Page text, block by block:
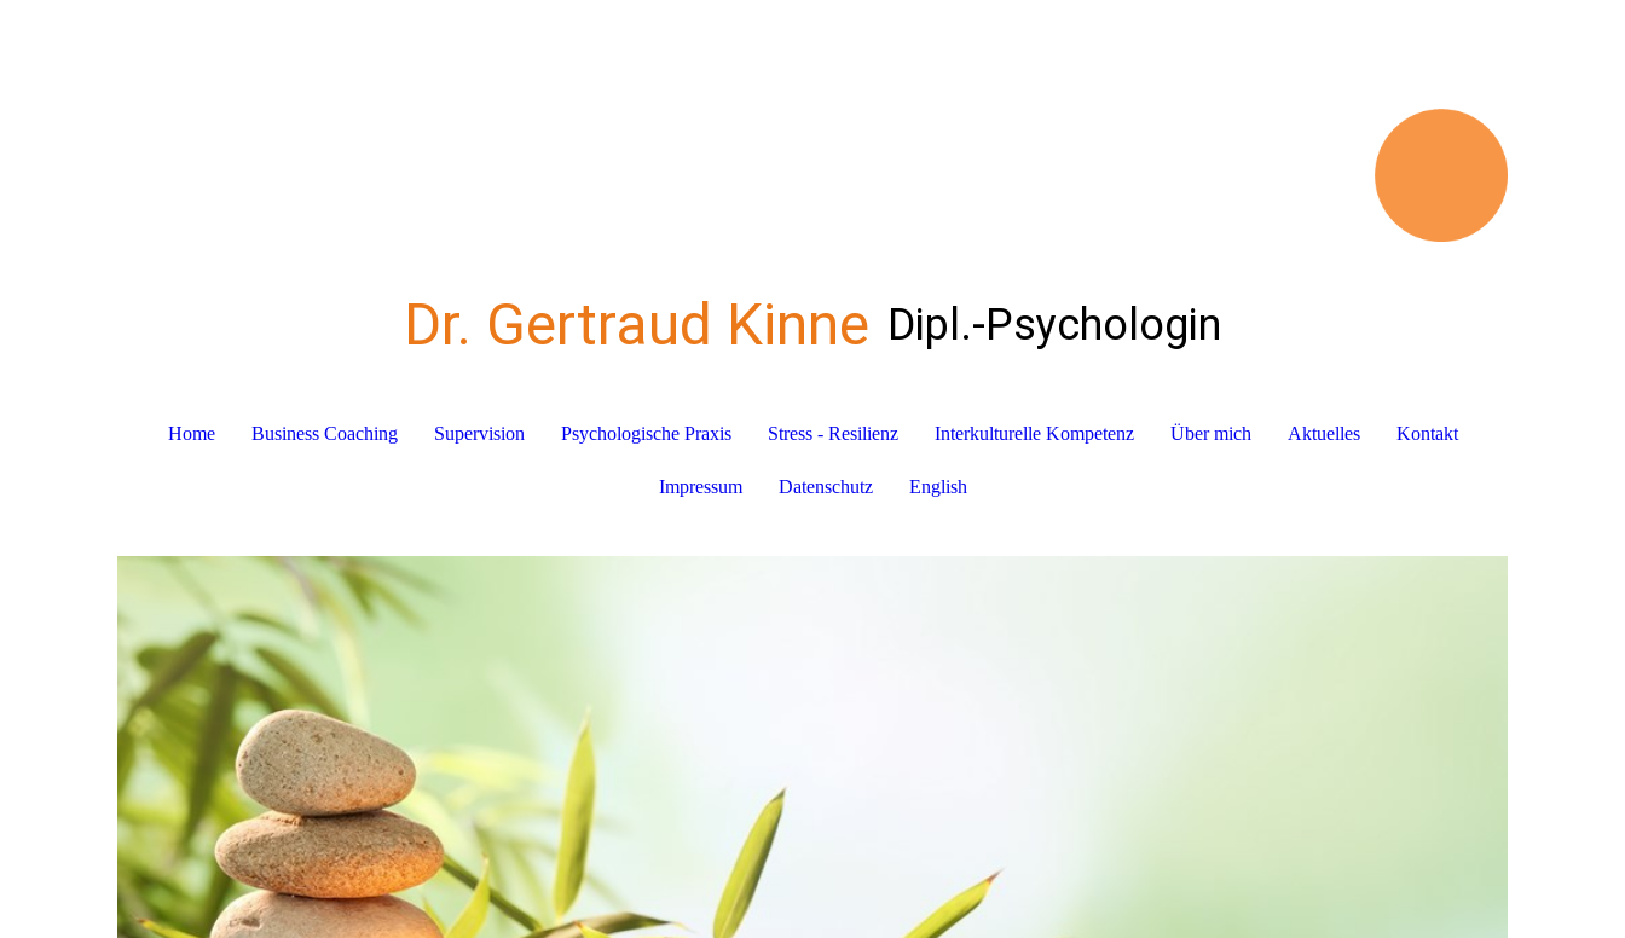
Dr. Gertraud Kinne Dipl.-Psychologin
Home Business Coaching Supervision Psychologische Praxis Stress - Resilienz Interkulturelle Kompetenz Über mich Aktuelles Kontakt
Impressum Datenschutz English